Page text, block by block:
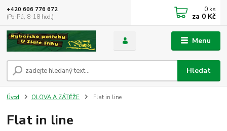
Menu
Hledat
+420 606 776 672
(Po-Pá, 8-18 hod.)
0 ks
za 0 Kč
Úvod OLOVA A ZÁTĚŽE Flat in line
Flat in line